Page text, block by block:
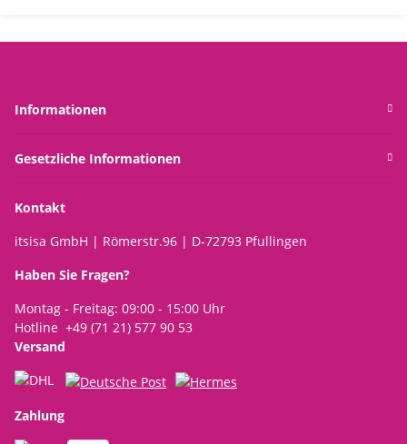
Informationen
Gesetzliche Informationen
Kontakt
itsisa GmbH | Römerstr.96 | D-72793 Pfullingen
Haben Sie Fragen?
Montag - Freitag: 09:00 - 15:00 Uhr
Hotline +49 (71 21) 577 90 53
Versand
Zahlung